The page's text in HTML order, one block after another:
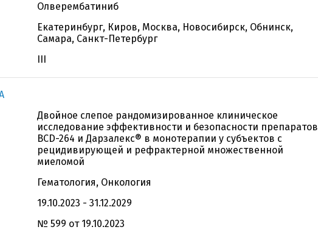
Олверембатиниб
Екатеринбург, Киров, Москва, Новосибирск, Обнинск,
Самара, Санкт-Петербург
III
Двойное слепое рандомизированное клиническое
исследование эффективности и безопасности препаратов
BCD-264 и Дарзалекс® в монотерапии у субъектов с
рецидивирующей и рефрактерной множественной
миеломой
Гематология, Онкология
19.10.2023 - 31.12.2029
№ 599 от 19.10.2023